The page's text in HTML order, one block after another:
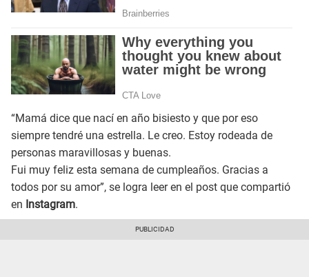
“Mamá dice que nací en año bisiesto y que por eso
siempre tendré una estrella. Le creo. Estoy rodeada de
personas maravillosas y buenas.
Fui muy feliz esta semana de cumpleaños. Gracias a
todos por su amor”, se logra leer en el post que compartió
en Instagram.